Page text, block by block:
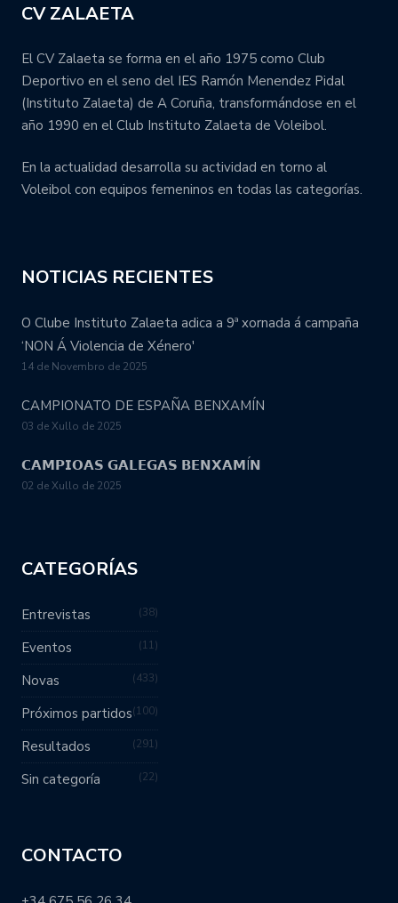
CV ZALAETA
El CV Zalaeta se forma en el año 1975 como Club
Deportivo en el seno del IES Ramón Menendez Pidal
(Instituto Zalaeta) de A Coruña, transformándose en el
año 1990 en el Club Instituto Zalaeta de Voleibol.
En la actualidad desarrolla su actividad en torno al
Voleibol con equipos femeninos en todas las categorías.
NOTICIAS RECIENTES
O Clube Instituto Zalaeta adica a 9ª xornada á campaña
‘NON Á Violencia de Xénero'
14 de Novembro de 2025
CAMPIONATO DE ESPAÑA BENXAMÍN
03 de Xullo de 2025
𝗖𝗔𝗠𝗣𝗜𝗢𝗔𝗦 𝗚𝗔𝗟𝗘𝗚𝗔𝗦 𝗕𝗘𝗡𝗫𝗔𝗠Í𝗡
02 de Xullo de 2025
CATEGORÍAS
Entrevistas 38
Eventos 11
Novas 433
Próximos partidos 100
Resultados 291
Sin categoría 22
CONTACTO